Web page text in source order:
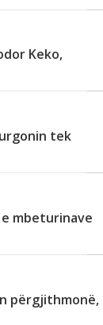
Keko,
tek
mbeturinave
përgjithmonë,